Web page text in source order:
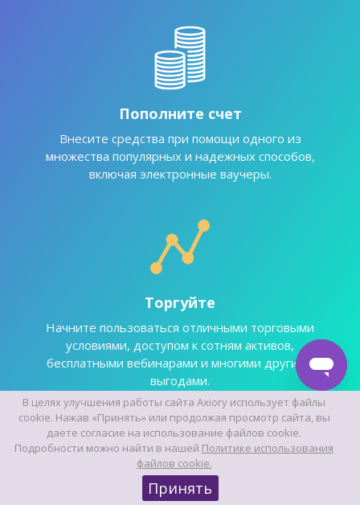
Пополните счет
Внесите средства при помощи одного из
множества популярных и надежных способов,
включая электронные ваучеры.
Торгуйте
Начните пользоваться отличными торговыми
условиями, доступом к сотням активов,
бесплатными вебинарами и многими другими
выгодами.
Наши награды
В целях улучшения работы сайта Axiory использует файлы
cookie. Нажав «Принять» или продолжая просмотр сайта, вы
даете согласие на использование файлов cookie.
Подробности можно найти в нашей Политике использования
файлов cookie.
Принять